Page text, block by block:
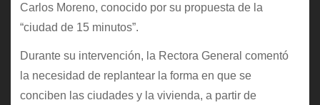
Carlos Moreno, conocido por su propuesta de la
“ciudad de 15 minutos”.
Durante su intervención, la Rectora General comentó
la necesidad de replantear la forma en que se
conciben las ciudades y la vivienda, a partir de